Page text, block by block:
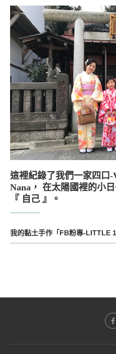
這裡紀錄了我們一家四口
Nana， 在太陽國裡的小
『 自己 』。
我的黏土手作「FB粉專-LITTLE